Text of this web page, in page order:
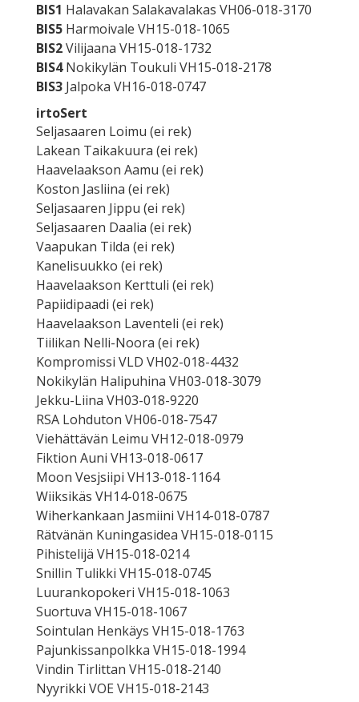
BIS1 Halavakan Salakavalakas VH06-018-3170
BIS5 Harmoivale VH15-018-1065
BIS2Vilijaana VH15-018-1732
BIS4Nokikylän Toukuli VH15-018-2178
BIS3 Jalpoka VH16-018-0747
irtoSert
Seljasaaren Loimu (ei rek)
Lakean Taikakuura (ei rek)
Haavelaakson Aamu (ei rek)
Koston Jasliina (ei rek)
Seljasaaren Jippu (ei rek)
Seljasaaren Daalia (ei rek)
Vaapukan Tilda (ei rek)
Kanelisuukko (ei rek)
Haavelaakson Kerttuli (ei rek)
Papiidipaadi (ei rek)
Haavelaakson Laventeli (ei rek)
Tiilikan Nelli-Noora (ei rek)
Kompromissi VLD VH02-018-4432
Nokikylän Halipuhina VH03-018-3079
Jekku-Liina VH03-018-9220
RSA Lohduton VH06-018-7547
Viehättävän Leimu VH12-018-0979
Fiktion Auni VH13-018-0617
Moon Vesjsiipi VH13-018-1164
Wiiksikäs VH14-018-0675
Wiherkankaan Jasmiini VH14-018-0787
Rätvänän Kuningasidea VH15-018-0115
Pihistelijä VH15-018-0214
Snillin Tulikki VH15-018-0745
Luurankopokeri VH15-018-1063
Suortuva VH15-018-1067
Sointulan Henkäys VH15-018-1763
Pajunkissanpolkka VH15-018-1994
Vindin Tirlittan VH15-018-2140
Nyyrikki VOE VH15-018-2143